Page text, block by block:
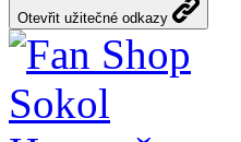
Otevřit užitečné odkazy